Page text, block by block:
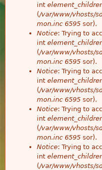
int
(/var/www/vhosts/
mon.inc 6595 sor).
Notice: Trying to
int
(/var/www/vhosts/
mon.inc 6595 sor).
Notice: Trying to
int
(/var/www/vhosts/
mon.inc 6595 sor).
Notice: Trying to
int
(/var/www/vhosts/
mon.inc 6595 sor).
Notice: Trying to
int
(/var/www/vhosts/